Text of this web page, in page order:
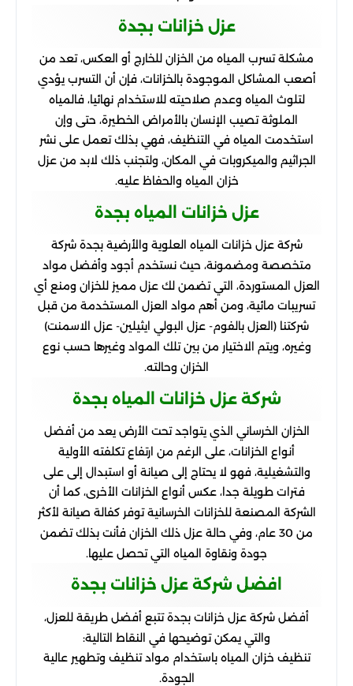
عزل خزانات بجدة
مشكلة تسرب المياه من الخزان للخارج أو العكس، تعد من
أصعب المشاكل الموجودة بالخزانات، فإن أن التسرب يؤدي
لتلوث المياه وعدم صلاحيته للاستخدام نهائيا، فالمياه
الملوثة تصيب الإنسان بالأمراض الخطيرة، حتى وإن
استخدمت المياه في التنظيف، فهي بذلك تعمل على نشر
الجراثيم والميكروبات في المكان، ولتجنب ذلك لابد من عزل
خزان المياه والحفاظ عليه.
عزل خزانات المياه بجدة
شركة عزل خزانات المياه العلوية والأرضية بجدة شركة
متخصصة ومضمونة، حيث نستخدم أجود وأفضل مواد
العزل المستوردة، التي تضمن لك عزل مميز للخزان ومنع أي
تسريبات مائية، ومن أهم مواد العزل المستخدمة من قبل
شركتنا (العزل بالفوم- عزل البولي ايثيلين- عزل الاسمنت)
وغيره، ويتم الاختيار من بين تلك المواد وغيرها حسب نوع
الخزان وحالته.
شركة عزل خزانات المياه بجدة
الخزان الخرساني الذي يتواجد تحت الأرض يعد من أفضل
أنواع الخزانات، على الرغم من ارتفاع تكلفته الأولية
والتشغيلية، فهو لا يحتاج إلى صيانة أو استبدال إلى على
فترات طويلة جدا، عكس أنواع الخزانات الأخرى، كما أن
الشركة المصنعة للخزانات الخرسانية توفر كفالة صيانة لأكثر
من 30 عام، وفي حالة عزل ذلك الخزان فأنت بذلك تضمن
جودة ونقاوة المياه التي تحصل عليها.
افضل شركة عزل خزانات بجدة
أفضل شركة عزل خزانات بجدة تتبع أفضل طريقة للعزل،
والتي يمكن توضيحها في النقاط التالية:
تنظيف خزان المياه باستخدام مواد تنظيف وتطهير عالية
الجودة.